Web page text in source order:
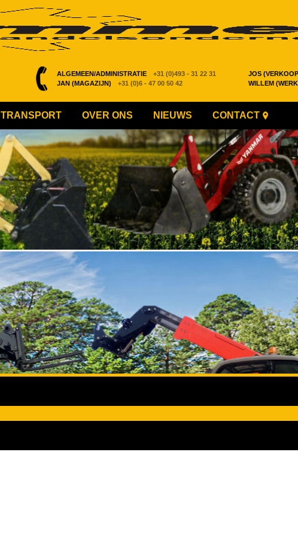
ALGEMEEN/ADMINISTRATIE +31 (0)493 - 31 22 31 JOS
JAN (MAGAZIJN)
+31 (0)6 - 47 00 50 42 WILLEM
TRANSPORT OVER ONS NIEUWS CONTACT